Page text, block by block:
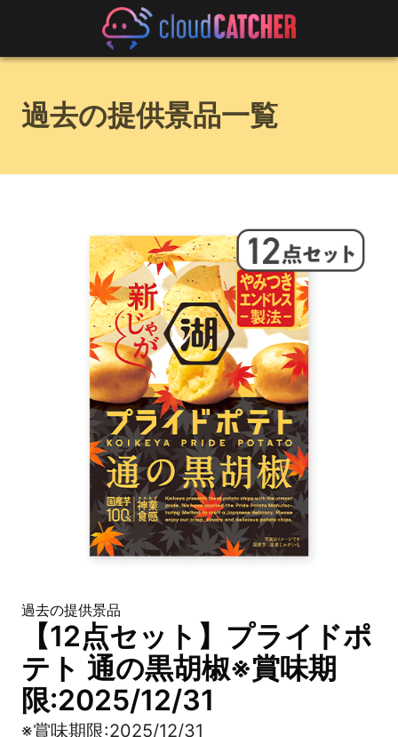
過去の提供景品一覧
過去の提供景品
【12点セット】プライドポ
テト 通の黒胡椒※賞味期
限:2025/12/31
※賞味期限:2025/12/31